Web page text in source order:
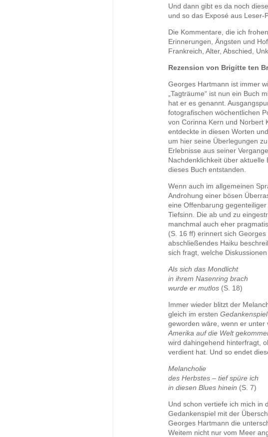
Und dann gibt es da noch
und so das Exposé aus Leser-
Die Kommentare, die ich
Erinnerungen, Ängsten und
Frankreich, Alter, Abschied,
Rezension von Brigitte ten
Georges Hartmann ist immer
„Tagträume“ ist nun ein Buch
hat er es genannt.
fotografischen wöchentlichen
von Corinna Kern und Norbert
entdeckte in diesen Worten
um hier seine Überlegungen
Erlebnisse aus seiner
Nachdenklichkeit über
dieses Buch entstanden.
Wenn auch im allgemeinen
Androhung einer bösen
eine Offenbarung
Tiefsinn. Die ab und zu
manchmal auch eher
(S. 16 ff) erinnert sich
abschließendes Haiku
sich fragt, welche
Als sich das Mondlicht
in ihrem Nasenring brach
wurde er mutlos (S. 18)
Immer wieder blitzt der
gleich im ersten Gedankenspiel
geworden wäre, wenn er unter
Amerika auf die Welt
wird dahingehend hinterfragt,
verdient hat. Und so endet
Melancholie
des Herbstes – tief spüre ich
in diesen Blues hinein (S. 7)
Und schon vertiefe ich mich in
Gedankenspiel mit der
Georges Hartmann die
Weitem nicht nur vom Meer